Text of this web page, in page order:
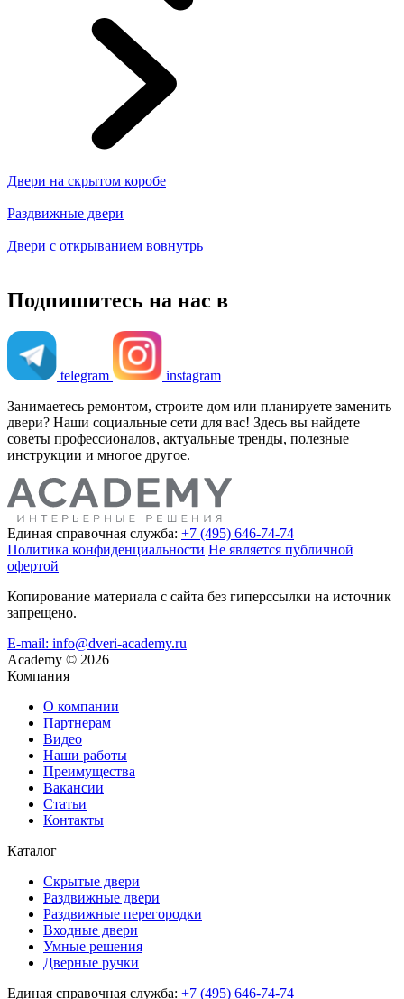
Двери на скрытом коробе
Раздвижные двери
Двери с открыванием вовнутрь
Подпишитесь на нас в
telegram
instagram
Занимаетесь ремонтом, строите дом или планируете заменить
двери? Наши социальные сети для вас! Здесь вы найдете
советы профессионалов, актуальные тренды, полезные
инструкции и многое другое.
Единая справочная служба: +7 (495) 646-74-74
Политика конфиденциальности Не является публичной
офертой
Копирование материала с сайта без гиперссылки на источник
запрещено.
E-mail: info@dveri-academy.ru
Academy © 2026
Компания
О компании
Партнерам
Видео
Наши работы
Преимущества
Вакансии
Статьи
Контакты
Каталог
Скрытые двери
Раздвижные двери
Раздвижные перегородки
Входные двери
Умные решения
Дверные ручки
Единая справочная служба: +7 (495) 646-74-74